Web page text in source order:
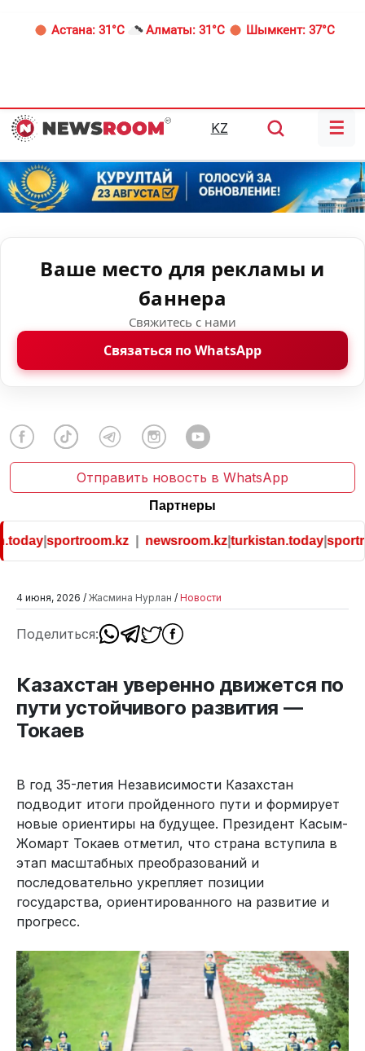
Астана: 31°C Алматы: 31°C Шымкент: 37°C
KZ ☰
Ваше место для рекламы и
баннера
Свяжитесь с нами
Связаться по WhatsApp
Отправить новость в WhatsApp
Партнеры
|sportroom.kz| newsroom.kz|turkistan.today|
4 июня, 2026 / Жасмина Нурлан / Новости
Поделиться:
Казахстан уверенно движется по
пути устойчивого развития —
Токаев
В год 35-летия Независимости Казахстан
подводит итоги пройденного пути и формирует
новые ориентиры на будущее. Президент Касым-
Жомарт Токаев отметил, что страна вступила в
этап масштабных преобразований и
последовательно укрепляет позиции
государства, ориентированного на развитие и
прогресс.